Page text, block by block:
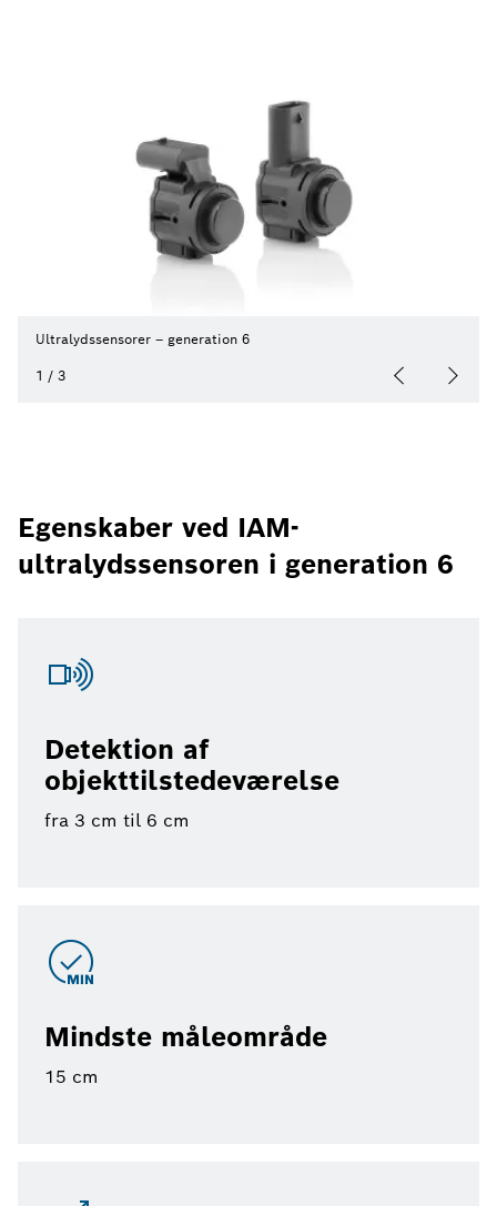
Ultralydssensorer – generation 6
1 / 3
Egenskaber ved IAM-
ultralydssensoren i generation 6
Detektion af
objekttilstedeværelse
fra 3 cm til 6 cm
Mindste måleområde
15 cm